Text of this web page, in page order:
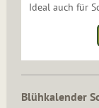
Ideal auch für
Blühkalender